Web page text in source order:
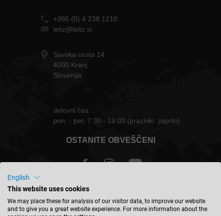
+386 (0) 4 238 1210
leitz@leitz.si
Savska cesta 14
4000 Kranj
Slovenija
delovni čas:
pon. - pet. 7:30 - 16:00 (prazniki: zaprto)
OSTANITE OBVEŠČENI
Slovenija - slovenski
English
This website uses cookies
We may place these for analysis of our visitor data, to improve our website
and to give you a great website experience. For more information about the